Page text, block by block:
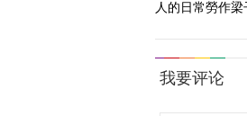
人的日常勞作